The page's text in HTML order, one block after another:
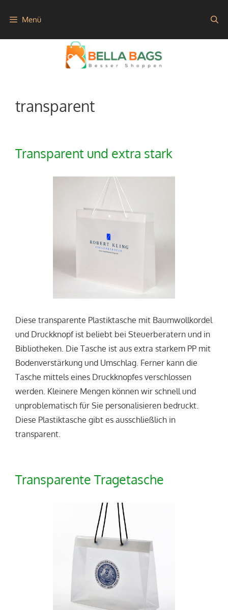
Inhalt Menü
transparent
Transparent und extra stark
Diese transparente Plastiktasche mit Baumwollkordel
und Druckknopf ist beliebt bei Steuerberatern und in
Bibliotheken. Die Tasche ist aus extra starkem PP mit
Bodenverstärkung und Umschlag. Ferner kann die
Tasche mittels eines Druckknopfes verschlossen
werden. Kleinere Mengen können wir schnell und
unproblematisch für Sie personalisieren bedruckt.
Diese Plastiktasche gibt es ausschließlich in
transparent.
Transparente Tragetasche